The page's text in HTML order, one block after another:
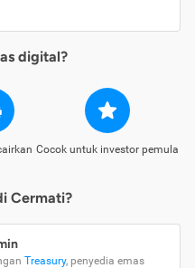
digital?
Cocok untuk investor pemula
Cermati?
Treasury, penyedia emas